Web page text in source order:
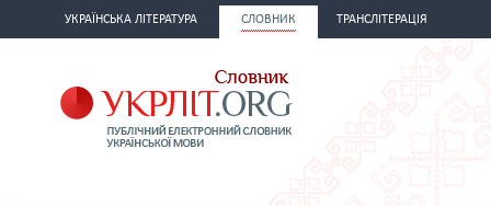
УКРАЇНСЬКА ЛІТЕРАТУРА СЛОВНИК ТРАНСЛІТЕРАЦІЯ